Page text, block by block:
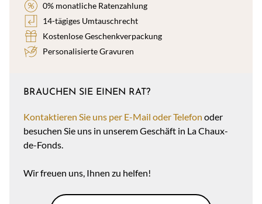
0% monatliche Ratenzahlung
14-tägiges Umtauschrecht
Kostenlose Geschenkverpackung
Personalisierte Gravuren
BRAUCHEN SIE EINEN RAT?
Kontaktieren Sie uns per E-Mail oder Telefon oder
besuchen Sie uns in unserem Geschäft in La Chaux-
de-Fonds.
Wir freuen uns, Ihnen zu helfen!